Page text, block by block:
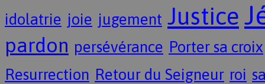
idolatrie joie jugement Justice
pardon persévérance Porter sa croix
Resurrection Retour du Seigneur roi